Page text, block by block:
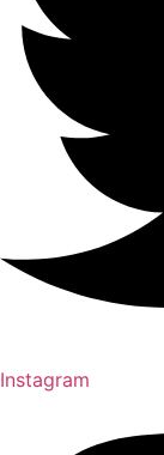
Instagram